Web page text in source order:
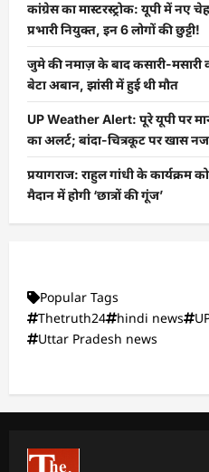
कांग्रेस का मास्टरस्ट्रोक: यूपी में नए
प्रभारी नियुक्त, इन 6 लोगों की छुट्टी!
जुमे की नमाज़ के बाद कसारी-मसारी
बेटा अबान, झांसी में हुई थी मौत
UP Weather Alert: पूरे यूपी पर
का अलर्ट; बांदा-चित्रकूट पर खास
प्रयागराज: राहुल गांधी के
मैदान में होगी ‘छात्रों की गूंज’
Popular Tags
Thetruth24
hindi news
Uttar Pradesh news